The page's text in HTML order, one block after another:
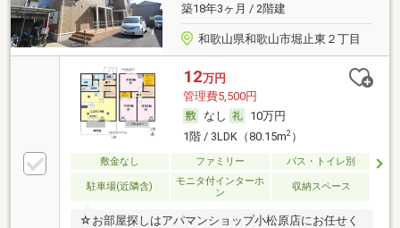
築18年3ヶ月 / 2階建
和歌山県和歌山市堀止東２丁目
12万円
管理費5,500円
なし
10万円
1階 / 3LDK（80.15m2）
敷金なし ファミリー バス・トイレ別
駐車場(近隣含)
モニタ付インターホ
ン
収納スペース
☆お部屋探しはアパマンショップ小松原店にお任せく